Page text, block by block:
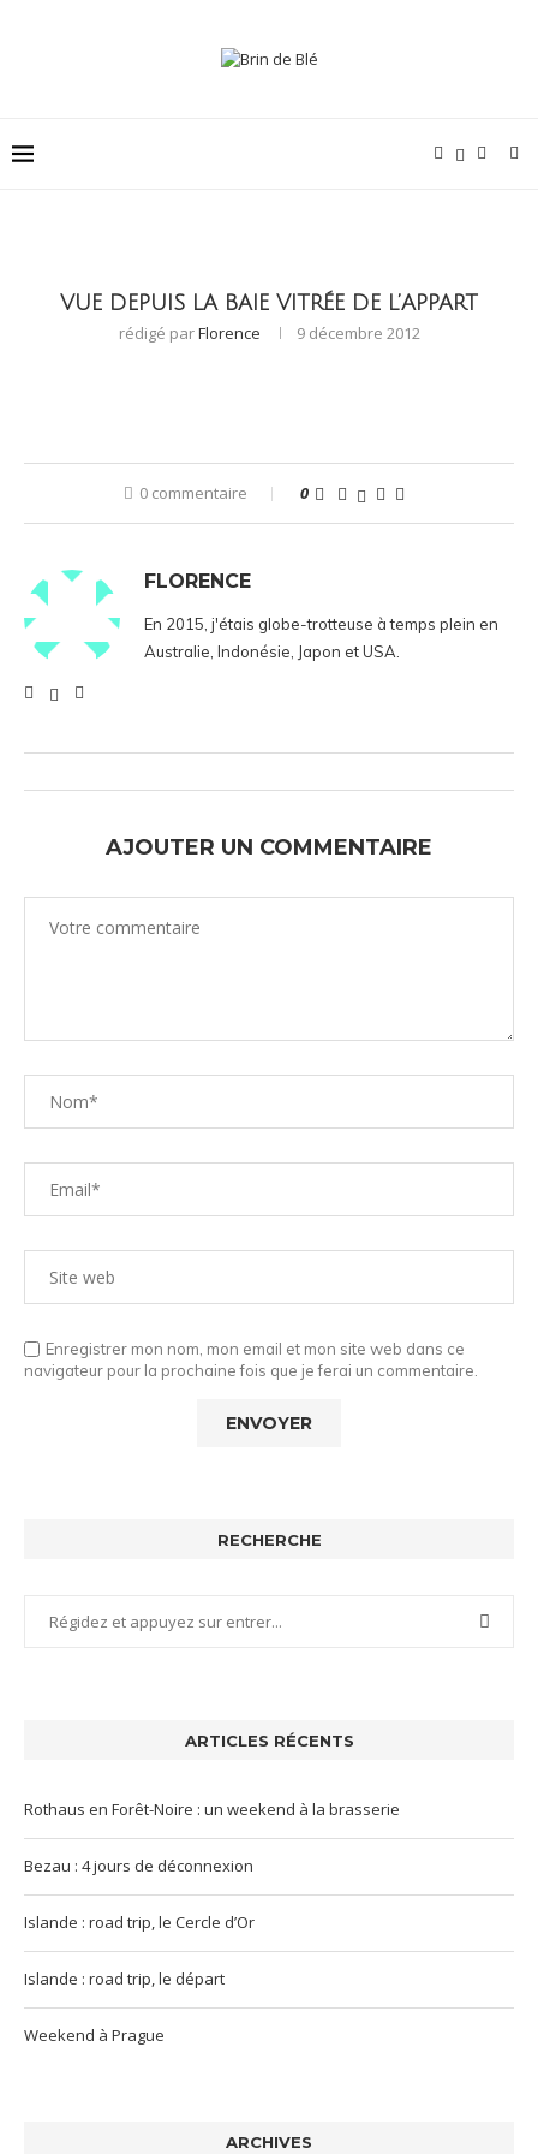
VUE DEPUIS LA BAIE VITRÉE DE L’APPART
rédigé parFlorence 9 décembre 2012
0 commentaire 0
FLORENCE
En 2015, j'étais globe-trotteuse à temps plein en
Australie, Indonésie, Japon et USA.
AJOUTER UN COMMENTAIRE
Enregistrer mon nom, mon email et mon site web dans ce
navigateur pour la prochaine fois que je ferai un commentaire.
RECHERCHE
ARTICLES RÉCENTS
Rothaus en Forêt-Noire : un weekend à la brasserie
Bezau : 4 jours de déconnexion
Islande : road trip, le Cercle d’Or
Islande : road trip, le départ
Weekend à Prague
ARCHIVES